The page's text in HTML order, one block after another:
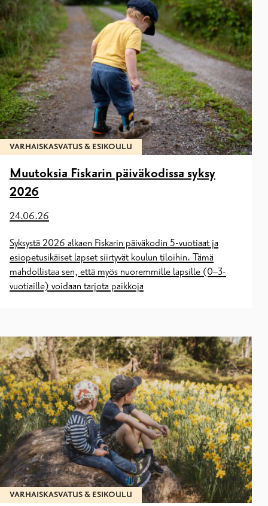
VARHAISKASVATUS & ESIKOULU
Muutoksia Fiskarin päiväkodissa syksy
2026
24.06.26
Syksystä 2026 alkaen Fiskarin päiväkodin 5-vuotiaat ja
esiopetusikäiset lapset siirtyvät koulun tiloihin. Tämä
mahdollistaa sen, että myös nuoremmille lapsille (0–3-
vuotiaille) voidaan tarjota paikkoja
VARHAISKASVATUS & ESIKOULU